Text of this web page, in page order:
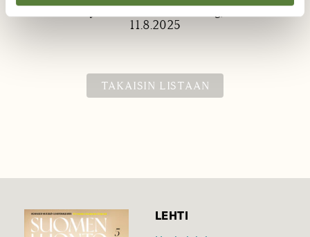
Valokuvaaja: Merituulia Wittsberg, Ahlainen
11.8.2025
TAKAISIN LISTAAN
LEHTI